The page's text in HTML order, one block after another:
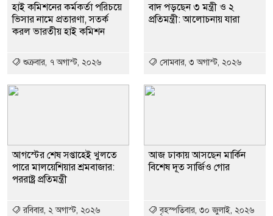
হাই কমিশনের কর্মকর্তা পরিচয়ে
ভিসার নামে প্রতারণা, সতর্ক
করল ভারতীয় হাই কমিশন
শুক্রবার, ৭ অগাস্ট, ২০২৬
বাদ পড়ছেন ৩ মন্ত্রী ও ২
প্রতিমন্ত্রী: আলোচনায় যারা
সোমবার, ৩ অগাস্ট, ২০২৬
আগস্টের শেষ সপ্তাহেই খুলতে
পারে মালয়েশিয়ার শ্রমবাজার:
পররাষ্ট্র প্রতিমন্ত্রী
রবিবার, ২ অগাস্ট, ২০২৬
আজ ঢাকায় আসছেন মার্কিন
বিশেষ দূত সার্জিও গোর
বৃহস্পতিবার, ৩০ জুলাই, ২০২৬